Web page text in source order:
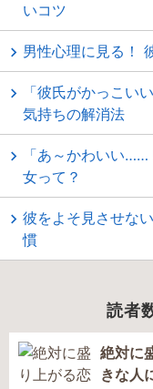
いコツ
男性心理に見る！
「彼氏がかっこい
気持ちの解消法
「あ～かわいい
女って？
彼をよそ見させな
慣
読者
絶対に
きな人